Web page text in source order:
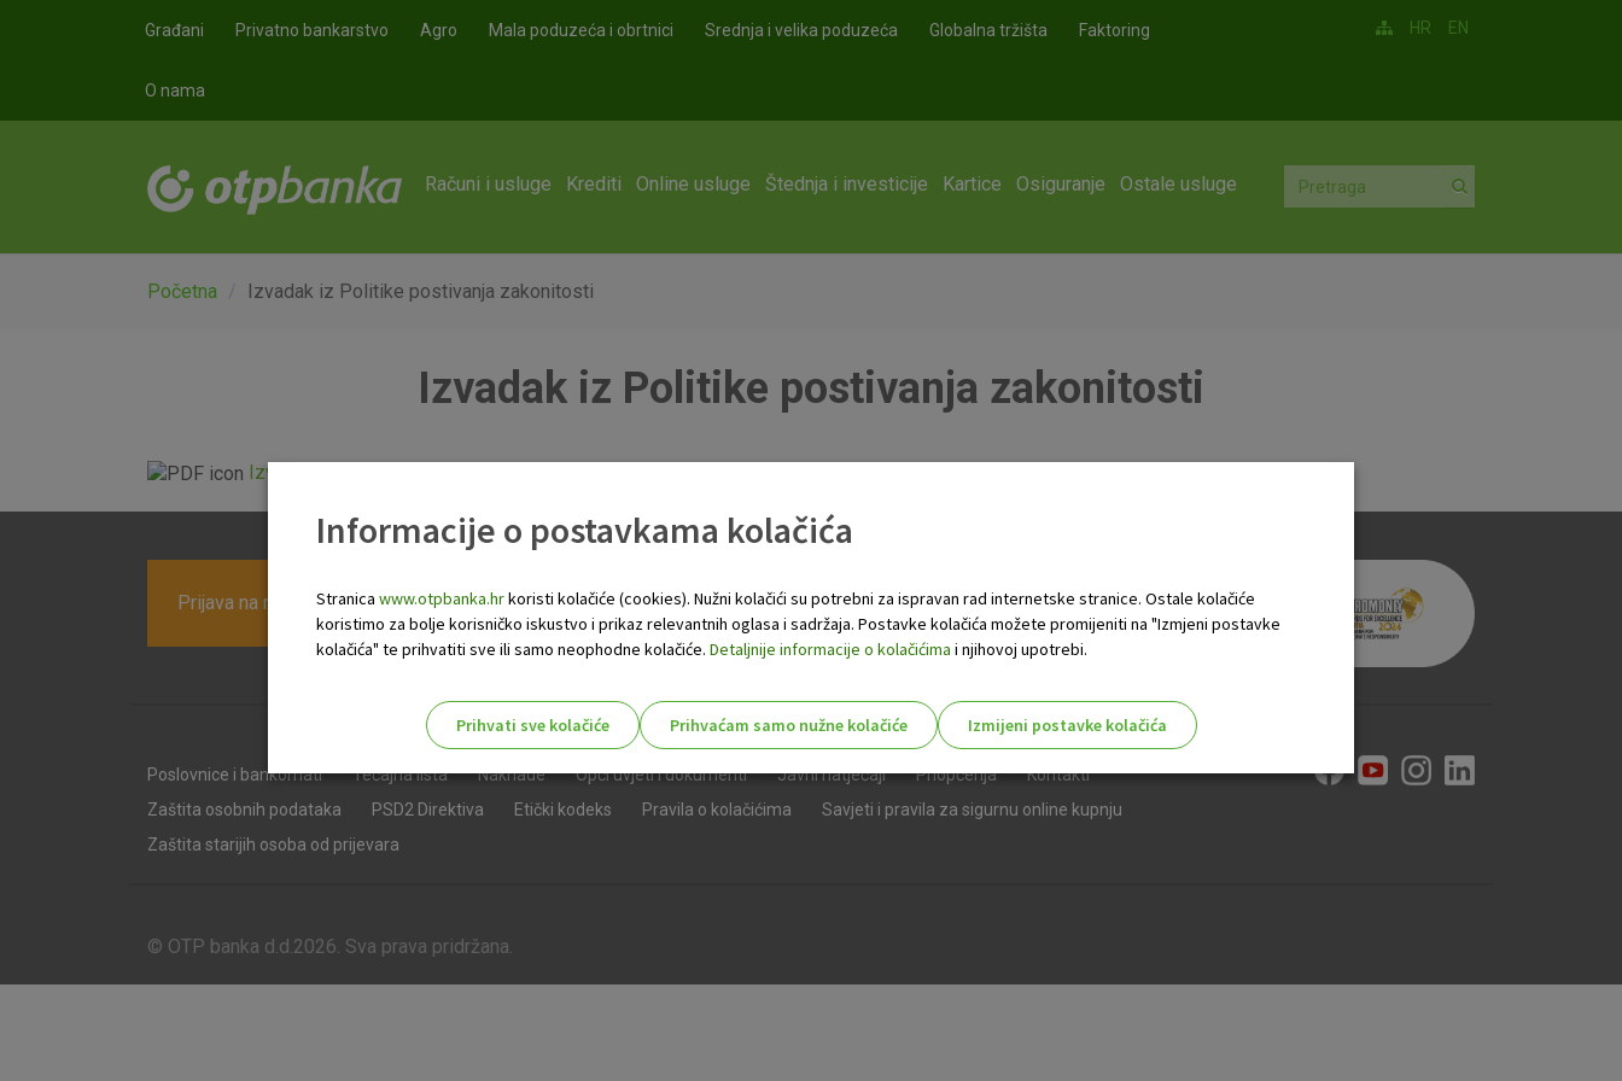
Građani Privatno bankarstvo Agro Mala poduzeća i obrtnici Srednja i velika poduzeća Globalna tržišta Faktoring
O nama
HR EN
Računi i usluge Krediti Online usluge Štednja i investicije Kartice Osiguranje Ostale usluge
Početna Izvadak iz Politike postivanja zakonitosti
Izvadak iz Politike postivanja zakonitosti
Izvadak iz Politike postivanja zakonitosti.pdf
Prijava na newsletter OTP banke
Poslovnice i bankomati Tečajna lista Naknade Opći uvjeti i dokumenti Javni natječaji Priopćenja
Kontakti
Zaštita osobnih podataka
PSD2 Direktiva Etički kodeks Pravila o kolačićima
Savjeti i pravila za sigurnu online kupnju
Zaštita starijih osoba od prijevara
© OTP banka d.d.2026. Sva prava pridržana.
Informacije o postavkama kolačića
Stranica www.otpbanka.hrkoristi kolačiće (cookies). Nužni kolačići su potrebni za ispravan rad internetske stranice. Ostale kolačiće
koristimo za bolje korisničko iskustvo i prikaz relevantnih oglasa i sadržaja. Postavke kolačića možete promijeniti na "Izmjeni postavke
kolačića" te prihvatiti sve ili samo neophodne kolačiće. Detaljnije informacije o kolačićima i njihovoj upotrebi.
Prihvati sve kolačiće Prihvaćam samo nužne kolačiće
Izmijeni postavke kolačića